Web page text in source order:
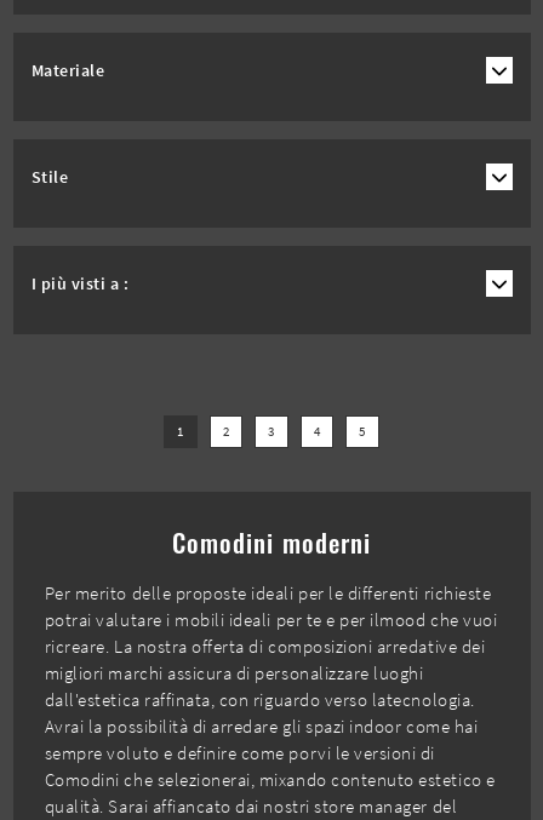
Materiale
Stile
I più visti a :
1 2 3 4 5
Comodini moderni
Per merito delle proposte ideali per le differenti richieste
potrai valutare i mobili ideali per te e per ilmood che vuoi
ricreare. La nostra offerta di composizioni arredative dei
migliori marchi assicura di personalizzare luoghi
dall'estetica raffinata, con riguardo verso latecnologia.
Avrai la possibilità di arredare gli spazi indoor come hai
sempre voluto e definire come porvi le versioni di
Comodini che selezionerai, mixando contenuto estetico e
qualità. Sarai affiancato dai nostri store manager del